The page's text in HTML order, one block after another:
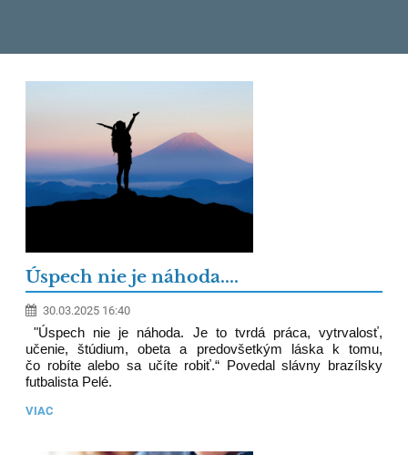
Blog
Úspech nie je náhoda....
30.03.2025 16:40
"Úspech nie je náhoda. Je to tvrdá práca, vytrvalosť,
učenie, štúdium, obeta a predovšetkým láska k tomu,
čo robíte alebo sa učíte robiť.“ Povedal slávny brazílsky
futbalista Pelé.
VIAC